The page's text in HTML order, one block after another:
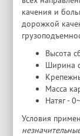
качения и
дорожкой
Высота
Ширина
Масса
Натяг -
Условия